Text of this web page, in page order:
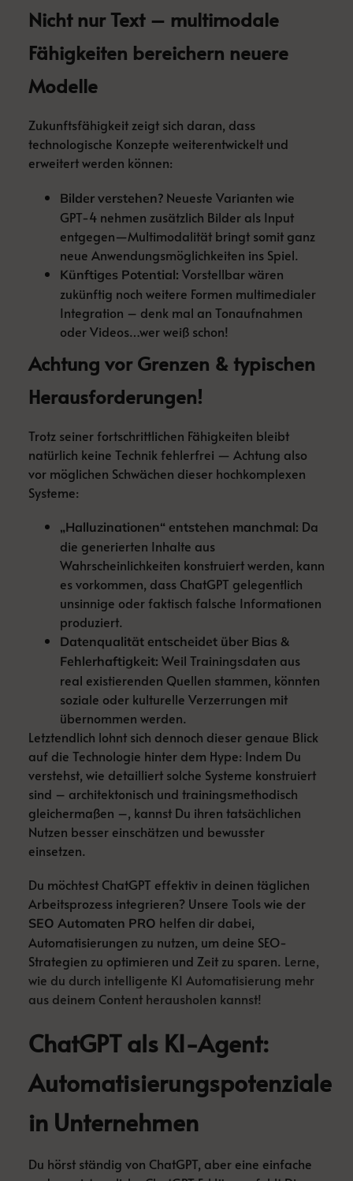
Nicht nur Text – multimodale
Fähigkeiten bereichern neuere
Modelle
Zukunftsfähigkeit zeigt sich daran, dass
technologische Konzepte weiterentwickelt und
erweitert werden können:
Bilder verstehen? Neueste Varianten wie
GPT-4 nehmen zusätzlich Bilder als Input
entgegen—Multimodalität bringt somit ganz
neue Anwendungsmöglichkeiten ins Spiel.
Künftiges Potential: Vorstellbar wären
zukünftig noch weitere Formen multimedialer
Integration – denk mal an Tonaufnahmen
oder Videos…wer weiß schon!
Achtung vor Grenzen & typischen
Herausforderungen!
Trotz seiner fortschrittlichen Fähigkeiten bleibt
natürlich keine Technik fehlerfrei — Achtung also
vor möglichen Schwächen dieser hochkomplexen
Systeme:
„Halluzinationen“ entstehen manchmal: Da
die generierten Inhalte aus
Wahrscheinlichkeiten konstruiert werden, kann
es vorkommen, dass ChatGPT gelegentlich
unsinnige oder faktisch falsche Informationen
produziert.
Datenqualität entscheidet über Bias &
Fehlerhaftigkeit: Weil Trainingsdaten aus
real existierenden Quellen stammen, könnten
soziale oder kulturelle Verzerrungen mit
übernommen werden.
Letztendlich lohnt sich dennoch dieser genaue Blick
auf die Technologie hinter dem Hype: Indem Du
verstehst, wie detailliert solche Systeme konstruiert
sind – architektonisch und trainingsmethodisch
gleichermaßen –, kannst Du ihren tatsächlichen
Nutzen besser einschätzen und bewusster
einsetzen.
Du möchtest ChatGPT effektiv in deinen täglichen
Arbeitsprozess integrieren? Unsere Tools wie der
SEO Automaten PRO helfen dir dabei,
Automatisierungen zu nutzen, um deine SEO-
Strategien zu optimieren und Zeit zu sparen. Lerne,
wie du durch intelligente KI Automatisierung mehr
aus deinem Content herausholen kannst!
ChatGPT als KI-Agent:
Automatisierungspotenziale
in Unternehmen
Du hörst ständig von ChatGPT, aber eine einfache